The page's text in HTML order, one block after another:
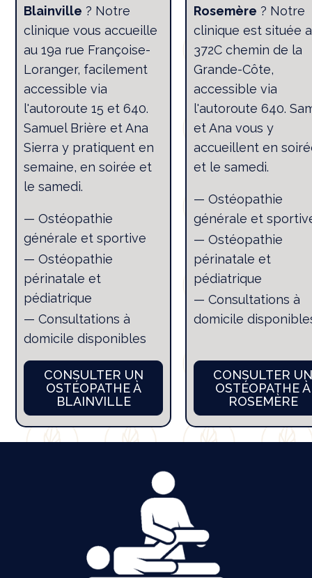
Blainville ? Notre
clinique vous accueille
au 19a rue Françoise-
Loranger, facilement
accessible via
l'autoroute 15 et 640.
Samuel Brière et Ana
Sierra y pratiquent en
semaine, en soirée et
le samedi.
— Ostéopathie
générale et sportive
— Ostéopathie
périnatale et
pédiatrique
— Consultations à
domicile disponibles
CONSULTER UN
OSTÉOPATHE À
BLAINVILLE
Rosemère ? Notre
clinique est située
372C chemin de la
Grande-Côte,
accessible via
l'autoroute 640.
et Ana vous y
accueillent en
et le samedi.
— Ostéopathie
générale et
— Ostéopathie
périnatale et
pédiatrique
— Consultations à
domicile
CONSULTER
OSTÉOPATHE À
ROSEMÈRE